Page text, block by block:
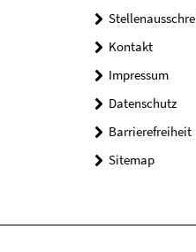
Kontakt
Impressum
Datenschutz
Barrierefreiheit
Sitemap